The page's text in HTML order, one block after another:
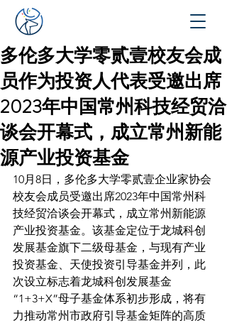
多伦多大学零贰壹校友会成
员作为投资人代表受邀出席
2023年中国常州科技经贸洽
谈会开幕式，成立常州新能
源产业投资基金
10月8日，多伦多大学零贰壹企业家协会
校友会成员受邀出席2023年中国常州科
技经贸洽谈会开幕式，成立常州新能源
产业投资基金。该基金定位于龙城科创
发展基金旗下二级母基金，与现有产业
投资基金、天使投资引导基金并列，此
次设立标志着龙城科创发展基金
“1+3+X”母子基金体系初步形成，将有
力推动常州市政府引导基金矩阵的高质